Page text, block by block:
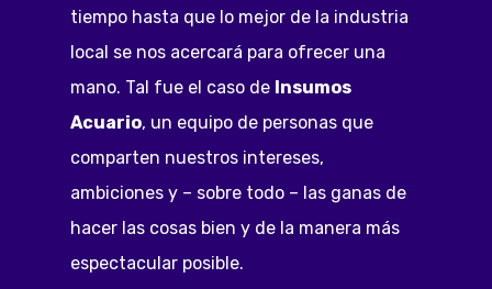
tiempo hasta que lo mejor de la industria
local se nos acercará para ofrecer una
mano. Tal fue el caso de Insumos
Acuario, un equipo de personas que
comparten nuestros intereses,
ambiciones y – sobre todo – las ganas de
hacer las cosas bien y de la manera más
espectacular posible.